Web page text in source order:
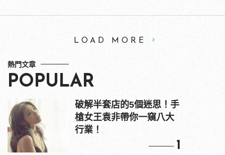
LOAD MORE
熱門文章
POPULAR
破解半套店的5個迷思！手
槍女王袁非帶你一窺八大
行業！
1